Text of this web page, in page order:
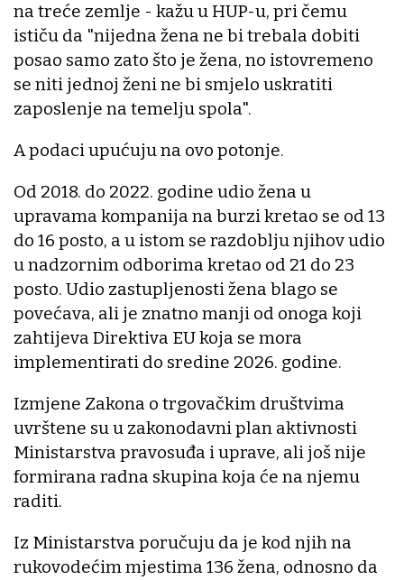
na treće zemlje - kažu u HUP-u, pri čemu
ističu da "nijedna žena ne bi trebala dobiti
posao samo zato što je žena, no istovremeno
se niti jednoj ženi ne bi smjelo uskratiti
zaposlenje na temelju spola".
A podaci upućuju na ovo potonje.
Od 2018. do 2022. godine udio žena u
upravama kompanija na burzi kretao se od 13
do 16 posto, a u istom se razdoblju njihov udio
u nadzornim odborima kretao od 21 do 23
posto. Udio zastupljenosti žena blago se
povećava, ali je znatno manji od onoga koji
zahtijeva Direktiva EU koja se mora
implementirati do sredine 2026. godine.
Izmjene Zakona o trgovačkim društvima
uvrštene su u zakonodavni plan aktivnosti
Ministarstva pravosuđa i uprave, ali još nije
formirana radna skupina koja će na njemu
raditi.
Iz Ministarstva poručuju da je kod njih na
rukovodećim mjestima 136 žena, odnosno da